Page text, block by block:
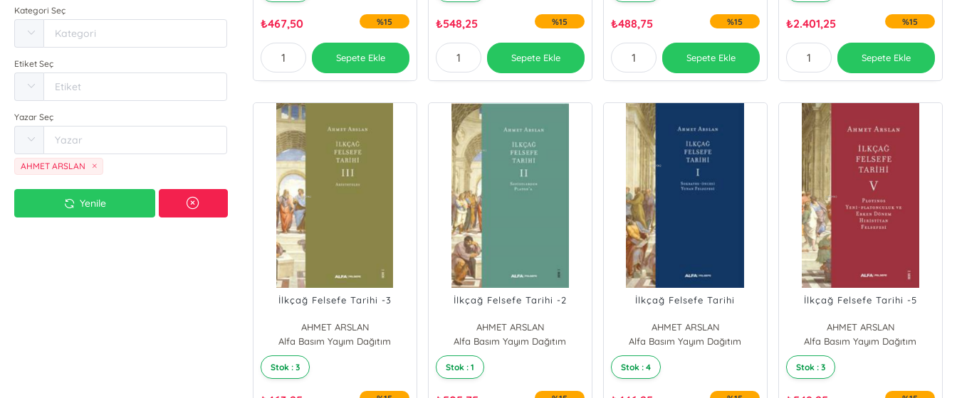
Kategori Seç
Etiket Seç
Yazar Seç
AHMET ARSLAN
Yenile
₺467,50 %15
Sepete Ekle
₺548,25 %15
Sepete Ekle
₺488,75 %15
Sepete Ekle
₺2.401,25 %15
Sepete Ekle
İlkçağ Felsefe Tarihi -3
AHMET ARSLAN
Alfa Basım Yayım Dağıtım
Stok : 3
İlkçağ Felsefe Tarihi -2
AHMET ARSLAN
Alfa Basım Yayım Dağıtım
Stok : 1
İlkçağ Felsefe Tarihi
AHMET ARSLAN
Alfa Basım Yayım Dağıtım
Stok : 4
İlkçağ Felsefe Tarihi -5
AHMET ARSLAN
Alfa Basım Yayım Dağıtım
Stok : 3